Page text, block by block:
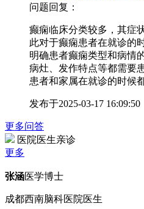
问题回复：
癫痫临床分类较多，其症
此对于癫痫患者在就诊的
明确患者癫痫类型和病情
病灶、发作特点等都需要
患者和家属在就诊的时候
发布于2025-03-17 16:09:50
更多问答
医院医生亲诊
更多
张涵医学博士
成都西南脑科医院医生